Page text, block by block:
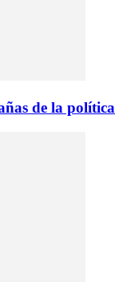
de la política